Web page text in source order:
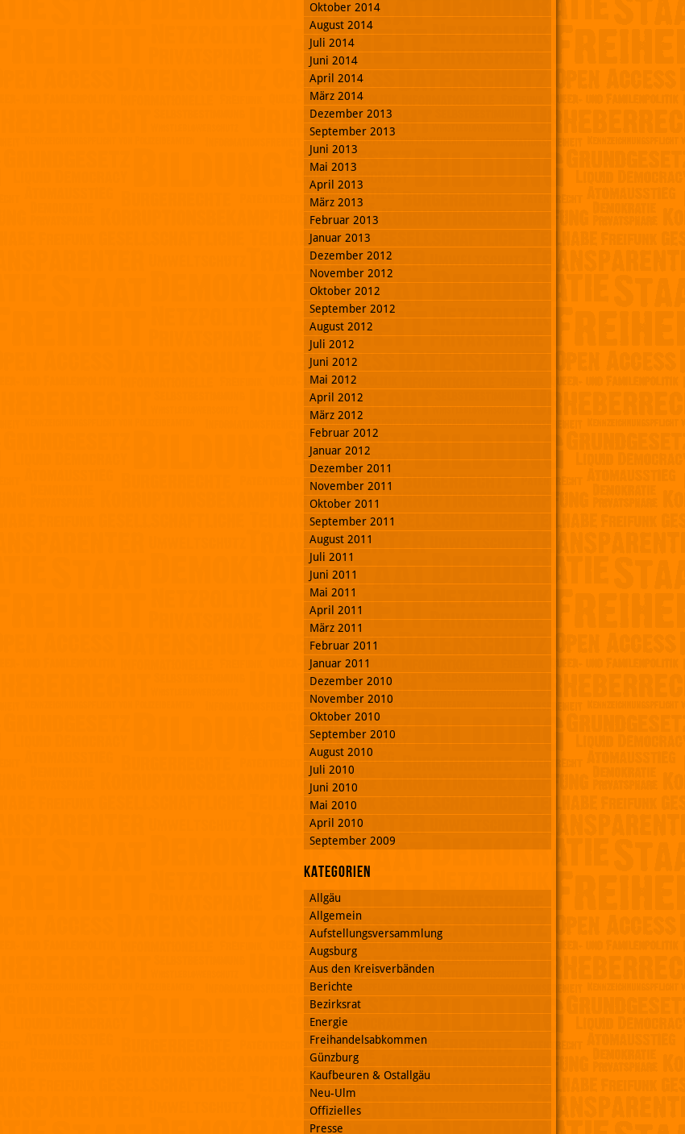
Oktober 2014
August 2014
Juli 2014
Juni 2014
April 2014
März 2014
Dezember 2013
September 2013
Juni 2013
Mai 2013
April 2013
März 2013
Februar 2013
Januar 2013
Dezember 2012
November 2012
Oktober 2012
September 2012
August 2012
Juli 2012
Juni 2012
Mai 2012
April 2012
März 2012
Februar 2012
Januar 2012
Dezember 2011
November 2011
Oktober 2011
September 2011
August 2011
Juli 2011
Juni 2011
Mai 2011
April 2011
März 2011
Februar 2011
Januar 2011
Dezember 2010
November 2010
Oktober 2010
September 2010
August 2010
Juli 2010
Juni 2010
Mai 2010
April 2010
September 2009
Kategorien
Allgäu
Allgemein
Aufstellungsversammlung
Augsburg
Aus den Kreisverbänden
Berichte
Bezirksrat
Energie
Freihandelsabkommen
Günzburg
Kaufbeuren & Ostallgäu
Neu-Ulm
Offizielles
Presse